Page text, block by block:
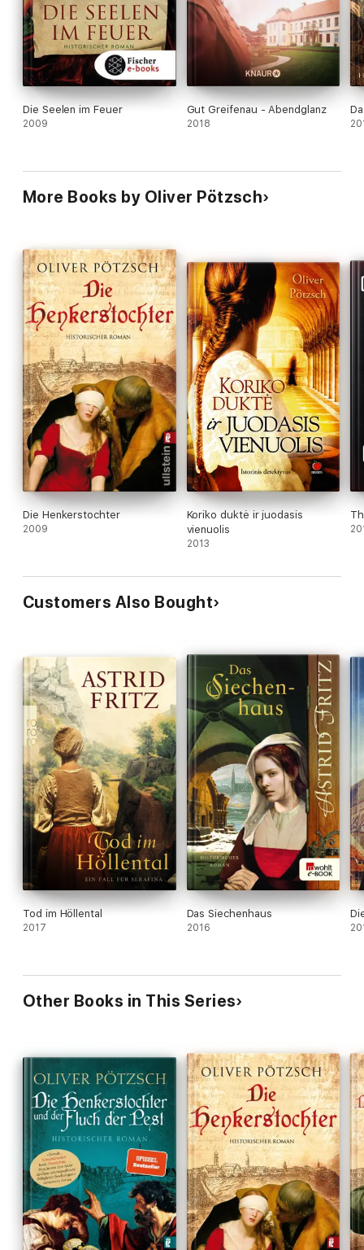
Die Seelen im Feuer
2009
Gut Greifenau - Abendglanz
2018
More Books by Oliver Pötzsch
Die Henkerstochter
2009
Koriko duktė ir juodasis
vienuolis
2013
Customers Also Bought
Tod im Höllental
2017
Das Siechenhaus
2016
Other Books in This Series